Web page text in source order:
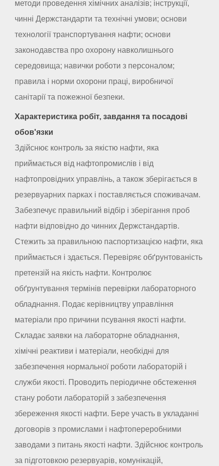
методи проведення хімічних аналізів; інструкції,
чинні Держстандарти та технічні умови; основи
технології транспортування нафти; основи
законодавства про охорону навколишнього
середовища; навички роботи з персоналом;
правила і норми охорони праці, виробничої
санітарії та пожежної безпеки.
Характеристика робіт, завдання та посадові
обов'язки
Здійснює контроль за якістю нафти, яка
приймається від нафтопромислів і від
нафтопровідних управлінь, а також зберігається в
резервуарних парках і поставляється споживачам.
Забезпечує правильний відбір і зберігання проб
нафти відповідно до чинних Держстандартів.
Стежить за правильною паспортизацією нафти, яка
приймається і здається. Перевіряє обґрунтованість
претензій на якість нафти. Контролює
обґрунтування термінів перевірки лабораторного
обладнання. Подає керівництву управління
матеріали про причини псування якості нафти.
Складає заявки на лабораторне обладнання,
хімічні реактиви і матеріали, необхідні для
забезпечення нормальної роботи лабораторій і
служби якості. Проводить періодичне обстеження
стану роботи лабораторій з забезпечення
збереження якості нафти. Бере участь в укладанні
договорів з промислами і нафтопереробними
заводами з питань якості нафти. Здійснює контроль
за підготовкою резервуарів, комунікацій,